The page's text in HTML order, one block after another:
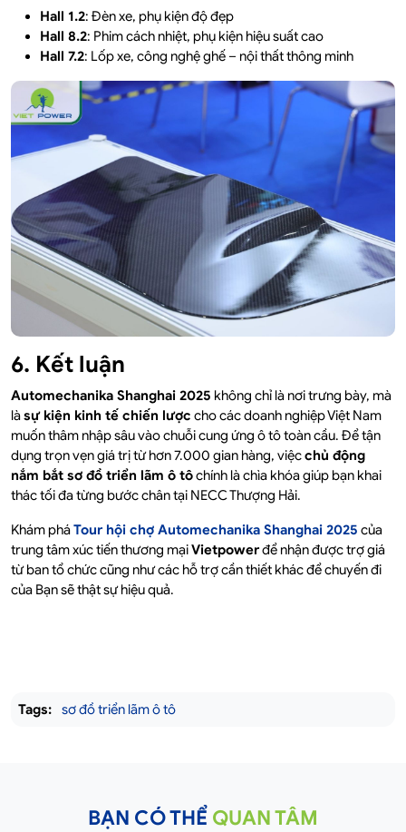
Hall 1.2: Đèn xe, phụ kiện độ đẹp
Hall 8.2: Phim cách nhiệt, phụ kiện hiệu suất cao
Hall 7.2: Lốp xe, công nghệ ghế – nội thất thông minh
6. Kết luận
Automechanika Shanghai 2025 không chỉ là nơi trưng bày, mà
làsự kiện kinh tế chiến lược cho các doanh nghiệp Việt Nam
muốn thâm nhập sâu vào chuỗi cung ứng ô tô toàn cầu. Để tận
dụng trọn vẹn giá trị từ hơn 7.000 gian hàng, việcchủ động
nắm bắt sơ đồ triển lãm ô tôchính là chìa khóa giúp bạn khai
thác tối đa từng bước chân tại NECC Thượng Hải.
Khám pháTour hội chợ Automechanika Shanghai 2025 của
trung tâm xúc tiến thương mạiVietpowerđể nhận được trợ giá
từ ban tổ chức cũng như các hỗ trợ cần thiết khác để chuyến đi
của Bạn sẽ thật sự hiệu quả.
Tags: sơ đồ triển lãm ô tô
BẠN CÓ THỂ QUAN TÂM